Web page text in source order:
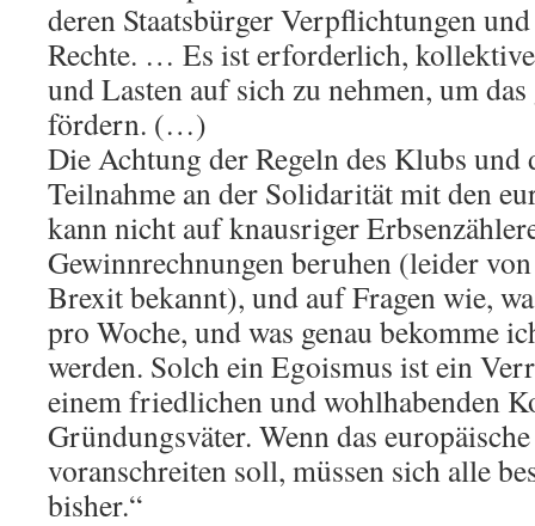
deren Staatsbürger Verpflichtungen
Rechte. … Es ist erforderlich,
und Lasten auf sich zu nehmen, um
fördern. (…)
Die Achtung der Regeln des Klubs und
Teilnahme an der Solidarität mit den
kann nicht auf knausriger
Gewinnrechnungen beruhen (leider
Brexit bekannt), und auf Fragen wie,
pro Woche, und was genau bekomme
werden. Solch ein Egoismus ist ein
einem friedlichen und wohlhabenden
Gründungsväter. Wenn das
voranschreiten soll, müssen sich alle
bisher.“